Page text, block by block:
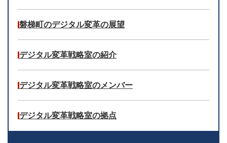
磐梯町のデジタル変革の展望
デジタル変革戦略室の紹介
デジタル変革戦略室のメンバー
デジタル変革戦略室の拠点